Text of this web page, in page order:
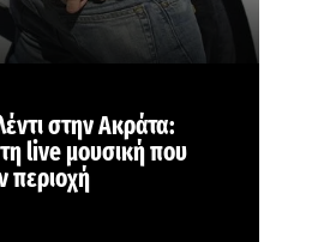
στην Ακράτα:
live μουσική που
περιοχή